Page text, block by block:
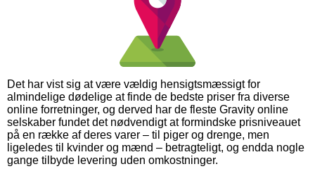
Det har vist sig at være vældig hensigtsmæssigt for
almindelige dødelige at finde de bedste priser fra diverse
online forretninger, og derved har de fleste Gravity online
selskaber fundet det nødvendigt at formindske prisniveauet
på en række af deres varer – til piger og drenge, men
ligeledes til kvinder og mænd – betragteligt, og endda nogle
gange tilbyde levering uden omkostninger.